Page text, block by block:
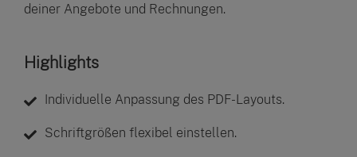
deiner Angebote und Rechnungen.
Highlights
Individuelle Anpassung des PDF-Layouts.
Schriftgrößen flexibel einstellen.